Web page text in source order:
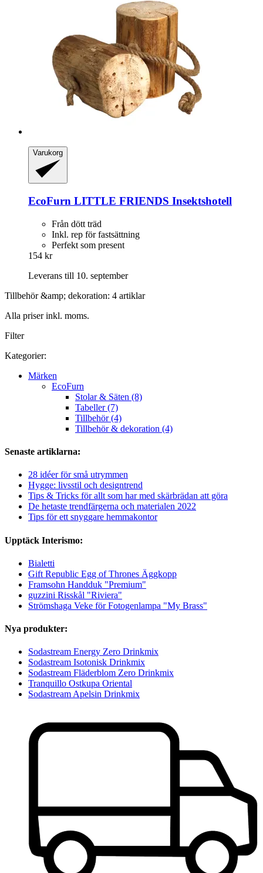
Varukorg
EcoFurn LITTLE FRIENDS Insektshotell
Från dött träd
Inkl. rep för fastsättning
Perfekt som present
154 kr
Leverans till 10. september
Tillbehör &amp; dekoration: 4 artiklar
Alla priser inkl. moms.
Filter
Kategorier:
Märken
EcoFurn
Stolar & Säten (8)
Tabeller (7)
Tillbehör (4)
Tillbehör & dekoration (4)
Senaste artiklarna:
28 idéer för små utrymmen
Hygge: livsstil och designtrend
Tips & Tricks för allt som har med skärbrädan att göra
De hetaste trendfärgerna och materialen 2022
Tips för ett snyggare hemmakontor
Upptäck Interismo:
Bialetti
Gift Republic Egg of Thrones Äggkopp
Framsohn Handduk "Premium"
guzzini Risskål "Riviera"
Strömshaga Veke för Fotogenlampa "My Brass"
Nya produkter:
Sodastream Energy Zero Drinkmix
Sodastream Isotonisk Drinkmix
Sodastream Fläderblom Zero Drinkmix
Tranquillo Ostkupa Oriental
Sodastream Apelsin Drinkmix